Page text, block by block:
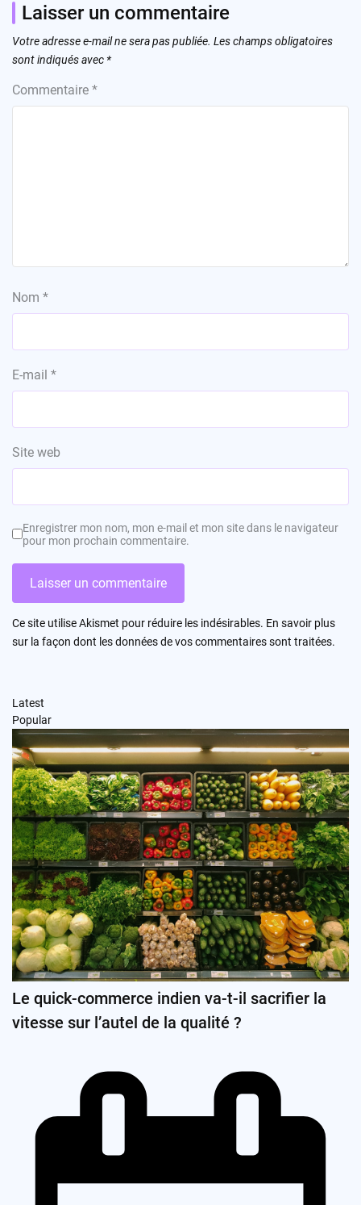
Laisser un commentaire
Votre adresse e-mail ne sera pas publiée. Les champs obligatoires
sont indiqués avec *
Commentaire *
Nom *
E-mail *
Site web
Enregistrer mon nom, mon e-mail et mon site dans le navigateur
pour mon prochain commentaire.
Ce site utilise Akismet pour réduire les indésirables. En savoir plus
sur la façon dont les données de vos commentaires sont traitées.
Latest
Popular
Le quick-commerce indien va-t-il sacrifier la
vitesse sur l’autel de la qualité ?